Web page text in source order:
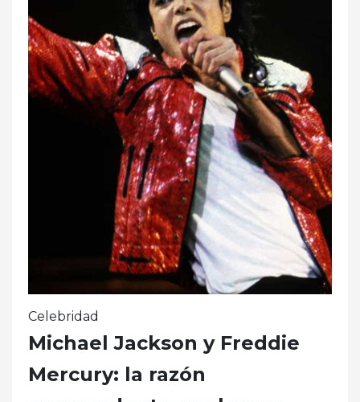
Celebridad
Michael Jackson y Freddie
Mercury: la razón